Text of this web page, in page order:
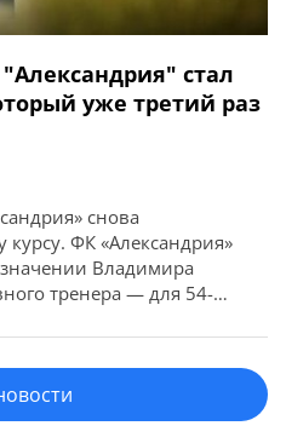
стал
уже третий раз
снова
ФК «Александрия»
Владимира
тренера — для 54-
этапе работы
на людей, с которыми
в структуре второй
[…]